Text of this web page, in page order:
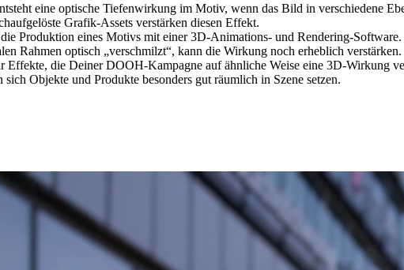
eine optische Tiefenwirkung im Motiv, wenn das Bild in verschiedene
Grafik-Assets verstärken diesen Effekt.
Produktion eines Motivs mit einer 3D-Animations- und Rendering-
Rahmen optisch „verschmilzt“, kann die Wirkung noch erheblich verstärken.
Effekte, die Deiner DOOH-Kampagne auf ähnliche Weise eine 3D-Wirkung
Objekte und Produkte besonders gut räumlich in Szene setzen.